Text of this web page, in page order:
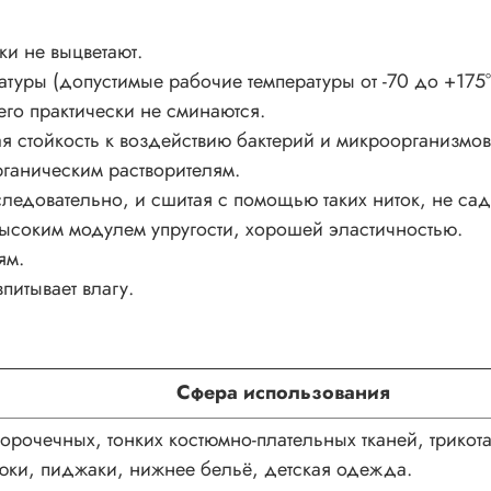
не выцветают.
(допустимые рабочие температуры от -70 до
практически не сминаются.
стойкость к воздействию бактерий и
растворителям.
и сшитая с помощью таких ниток, не
модулем упругости, хорошей эластичностью.
влагу.
Сфера использования
тонких костюмно-плательных тканей,
пиджаки, нижнее бельё, детская одежда.